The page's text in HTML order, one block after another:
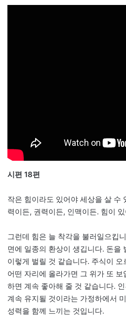
시편 18편
작은 힘이라도 있어야 세상을 살 수
력이든, 권력이든, 인맥이든. 힘이
그런데 힘은 늘 착각을 불러일으킵
면에 일종의 환상이 생깁니다. 돈을
이렇게 벌릴 것 같습니다. 주식이
어떤 자리에 올라가면 그 위가 또
하면 계속 좋아해 줄 것 같습니다.
계속 유지될 것이라는 가정하에서
성력을 함께 느끼는 것입니다.